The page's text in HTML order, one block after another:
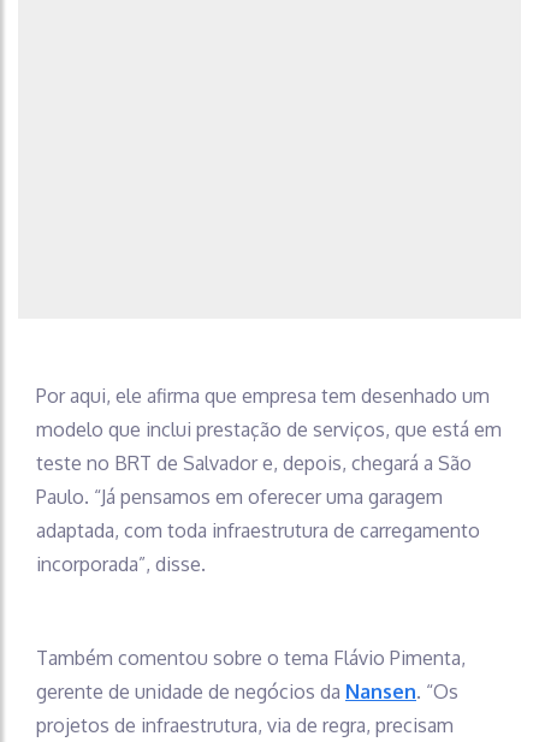
Por aqui, ele afirma que empresa tem desenhado um
modelo que inclui prestação de serviços, que está em
teste no BRT de Salvador e, depois, chegará a São
Paulo. “Já pensamos em oferecer uma garagem
adaptada, com toda infraestrutura de carregamento
incorporada”, disse.
Também comentou sobre o tema Flávio Pimenta,
gerente de unidade de negócios da Nansen. “Os
projetos de infraestrutura, via de regra, precisam